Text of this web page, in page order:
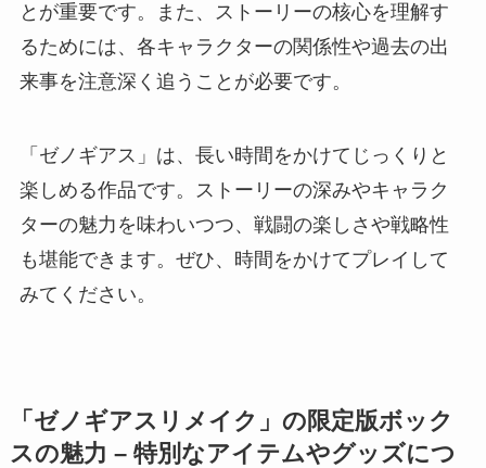
とが重要です。また、ストーリーの核心を理解す
るためには、各キャラクターの関係性や過去の出
来事を注意深く追うことが必要です。
「ゼノギアス」は、長い時間をかけてじっくりと
楽しめる作品です。ストーリーの深みやキャラク
ターの魅力を味わいつつ、戦闘の楽しさや戦略性
も堪能できます。ぜひ、時間をかけてプレイして
みてください。
「ゼノギアスリメイク」の限定版ボック
スの魅力 – 特別なアイテムやグッズにつ